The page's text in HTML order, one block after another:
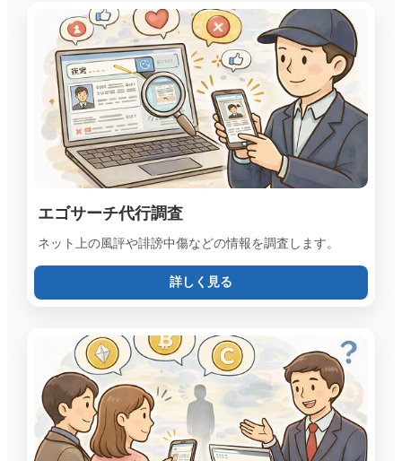
エゴサーチ代行調査
ネット上の風評や誹謗中傷などの情報を調査します。
詳しく見る